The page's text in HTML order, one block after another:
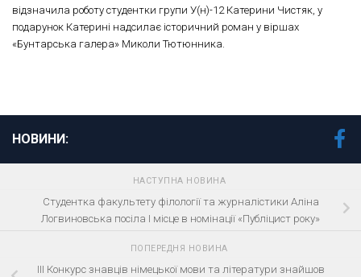
відзначила роботу студентки групи У(н)-12 Катерини Чистяк, у
подарунок Катерині надсилає історичний роман у віршах
«Бунтарська галера» Миколи Тютюнника.
НОВИНИ:
НАСТУПНА НОВИНА
Студентка факультету філології та журналістики Аліна
Логвиновська посіла І місце в номінації «Публіцист року»
ПОПЕРЕДНЯ НОВИНА
ІІІ Конкурс знавців німецької мови та літератури знайшов